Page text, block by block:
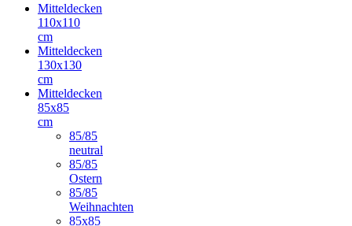
Mitteldecken
110x110
cm
Mitteldecken
130x130
cm
Mitteldecken
85x85
cm
85/85
neutral
85/85
Ostern
85/85
Weihnachten
85x85